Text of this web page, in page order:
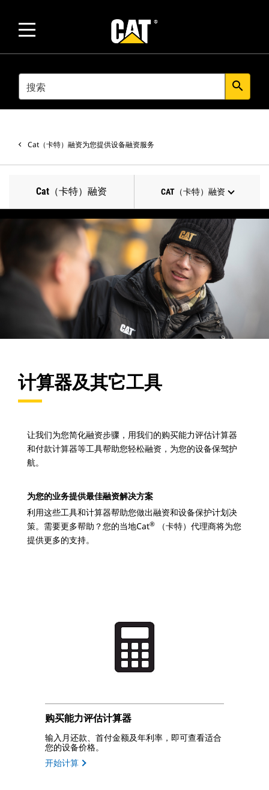
SEARCH search
Cat（卡特）融资为您提供设备融资服务
Cat（卡特）融资 CAT（卡特）融资
计算器及其它工具
让我们为您简化融资步骤，用我们的购买能力评估计算器
和付款计算器等工具帮助您轻松融资，为您的设备保驾护
航。
为您的业务提供最佳融资解决方案
利用这些工具和计算器帮助您做出融资和设备保护计划决
策。需要更多帮助？您的当地Cat®
（卡特）代理商将为您
提供更多的支持。
购买能力评估计算器
输入月还款、首付金额及年利率，即可查看适合
您的设备价格。
开始计算